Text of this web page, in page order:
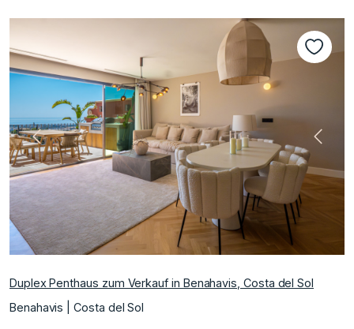
Vorherige
Duplex Penthaus zum Verkauf in Benahavis, Costa del Sol
Benahavis | Costa del Sol